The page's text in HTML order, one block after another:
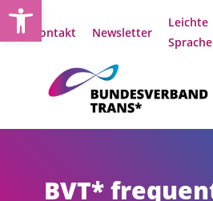
Zum
Inhalt
Kontakt Newsletter
Leichte
Sprache
BVT*